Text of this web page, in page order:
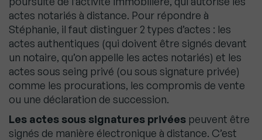
actes notariés à distance. Pour répondre à
Stéphanie, il faut distinguer 2 types d’actes : les
actes authentiques (qui doivent être signés devant
un notaire, qu’on appelle les actes notariés) et les
actes sous seing privé (ou sous signature privée)
comme les procurations, les compromis de vente
ou une déclaration de succession.
Les actes sous signatures privées peuvent être
signés de manière électronique à distance. C’est